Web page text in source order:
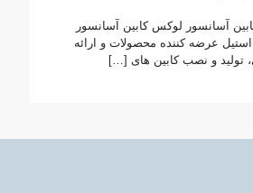
آسانسور لوکس کابین آسانسور
عرضه کننده محصولات و ارائه
تولید و نصب کابین های […]